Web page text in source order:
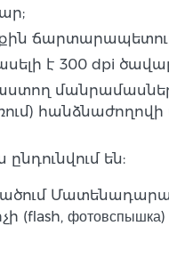
է 300 dpi
են:
(flash,